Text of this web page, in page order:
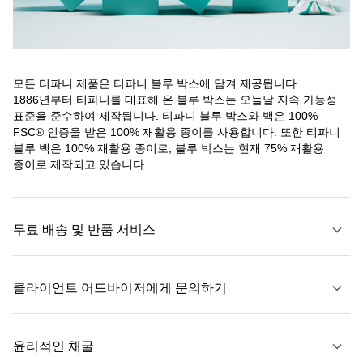
모든 티파니 제품은 티파니 블루 박스에 담겨 제공됩니다.
1886년부터 티파니를 대표해 온 블루 박스는 오늘날 지속 가능성
표준을 준수하여 제작됩니다. 티파니 블루 박스와 백은 100%
FSC® 인증을 받은 100% 재활용 종이를 사용합니다. 또한 티파니
블루 백은 100% 재활용 종이로, 블루 박스는 현재 75% 재활용
종이로 제작되고 있습니다.
무료 배송 및 반품 서비스
자세히 보기
클라이언트 어드바이저에게 문의하기
윤리적인 채굴